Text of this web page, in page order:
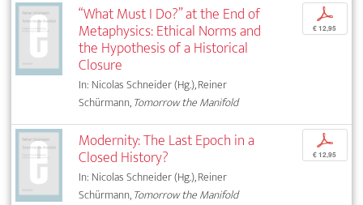
“What Must I Do?” at the End of
Metaphysics: Ethical Norms and
the Hypothesis of a Historical
Closure
In: Nicolas Schneider (Hg.), Reiner
Schürmann,Tomorrow the Manifold
p
€ 12,95
Modernity: The Last Epoch in a
Closed History?
In: Nicolas Schneider (Hg.), Reiner
Schürmann,Tomorrow the Manifold
p
€ 12,95